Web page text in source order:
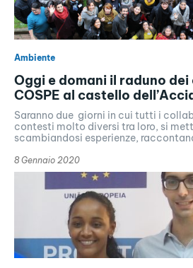
Ambiente
Oggi e domani il raduno
COSPE al castello
Saranno due giorni in cui tutti i
contesti molto diversi tra loro, si
scambiandosi esperienze,
8 Gennaio 2020